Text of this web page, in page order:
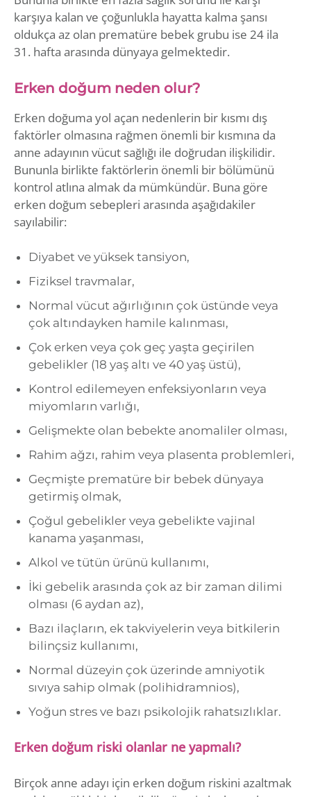
karşıya kalan ve çoğunlukla hayatta kalma şansı
oldukça az olan prematüre bebek grubu ise 24 ila
31. hafta arasında dünyaya gelmektedir.
Erken doğum neden olur?
Erken doğuma yol açan nedenlerin bir kısmı dış
faktörler olmasına rağmen önemli bir kısmına da
anne adayının vücut sağlığı ile doğrudan ilişkilidir.
Bununla birlikte faktörlerin önemli bir bölümünü
kontrol atlına almak da mümkündür. Buna göre
erken doğum sebepleri arasında aşağıdakiler
sayılabilir:
Diyabet ve yüksek tansiyon,
Fiziksel travmalar,
Normal vücut ağırlığının çok üstünde veya
çok altındayken hamile kalınması,
Çok erken veya çok geç yaşta geçirilen
gebelikler (18 yaş altı ve 40 yaş üstü),
Kontrol edilemeyen enfeksiyonların veya
miyomların varlığı,
Gelişmekte olan bebekte anomaliler olması,
Rahim ağzı, rahim veya plasenta problemleri,
Geçmişte prematüre bir bebek dünyaya
getirmiş olmak,
Çoğul gebelikler veya gebelikte vajinal
kanama yaşanması,
Alkol ve tütün ürünü kullanımı,
İki gebelik arasında çok az bir zaman dilimi
olması (6 aydan az),
Bazı ilaçların, ek takviyelerin veya bitkilerin
bilinçsiz kullanımı,
Normal düzeyin çok üzerinde amniyotik
sıvıya sahip olmak (polihidramnios),
Yoğun stres ve bazı psikolojik rahatsızlıklar.
Erken doğum riski olanlar ne yapmalı?
Birçok anne adayı için erken doğum riskini azaltmak